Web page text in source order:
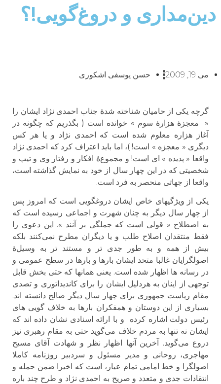
دین‌مداری و دروغ‌گویی!؟
می 19, 2009 حسن یوسفی اشکوری
گرچه یکی از حامیان شناخته شد‌‌هٔ جناب احمدی نژاد ایشان را
« معجز‌‌هٔ هزار‌‌هٔ سوم » خوانده است ( بگذریم که چگونه در
آغاز هزاره معلوم شده است که احمدی نژاد و یا هر کس
دیگری « معجزه » است! )، اما باید اعتراف کرد که احمدی نژاد
واقعا « پدیده » ای است! و مجموع‌‌هٔ افکار و رفتار وی و تیپ و
شخصیتی که در این چهار سال از خود به نمایش گذاشته است،
واقعا از جهاتی منحصر به فرد است.
یکی از ویژگیهای خاص ایشان دروغگویی است که امروز پس
از چهار سال دیگر به چنان شهرت و اجماعی رسیده است که
به اصطلاح « قولی است که جملگی بر آنند ». این دعوی را
فقط منتقدان اصلاح طلب و یا دیگران مطرح نمی‌‌کنند بلکه
بیش از همه و به طور جدی تر و مستند تر به وسیل‌‌هٔ
اصولگرایان غالبا متحد ایشان بارها و بارها در سطح عمومی و
در رسانه ها اظهار شده است. یعنی همانها که حتی بخش قابل
توجهی از اینان به هردلیل ایشان را برای کاندیداتوری و تصدی
مقام ریاست جمهوری برای چهار سال دیگر صالح دانسته اند.
بسیاری از این دوستان و همفکران بارها به خلاف گویی های
رئیس دولت اشاره کرده و با ارائه اسنادی نشان داده اند که
ایشان نه تنها به مردم خلاف می‌‌گوید حتی به مقام رهبری نیز
دروع می‌‌گوید. آخرین آنها اظهار نظر و شهادت آقای مسیح
مهاجری، روحانی و مدیر مسئول و سردبیر روزنامه کاملا
اصولگرا و خط امامی تمام عیار، است که اخیرا ضمن حمله و
انتقادات جدی و متعدد و صریح به احمدی نژاد و طرح چند باره